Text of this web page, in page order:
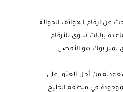
عن ارقام الهواتف الجوالة
قاعدة بيانات سوى للأرقام
نمبر بوك هو الأفضل.
من أجل العثور على
في منطقة الخليج